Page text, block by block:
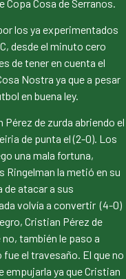
Copa Cosa de Serranos.
los ya experimentados
desde el minuto cero
de tener en cuenta el
Nostra ya que a pesar
en buena ley.
de zurda abriendo el
de punta el (2-0). Los
una mala fortuna,
Ringelman la metió en su
de atacar a sus
volvía a convertir (4-0)
Cristian Pérez de
no, también le paso a
fue el travesaño. El que no
empujarla ya que Cristian